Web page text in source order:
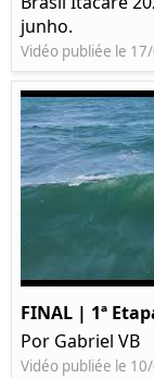
junho.
Vidéo publiée le
FINAL | 1ª
Por Gabriel VB
Vidéo publiée le